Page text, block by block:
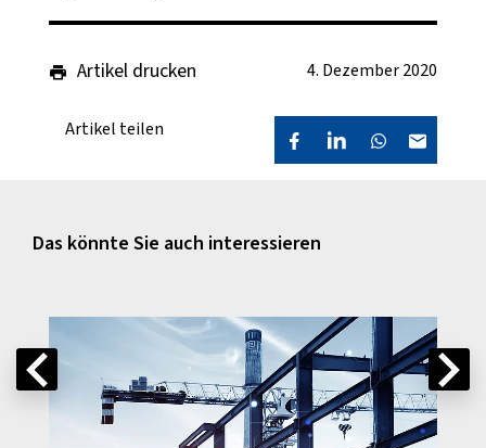
Artikel drucken 4. Dezember 2020
Artikel teilen
Das könnte Sie auch interessieren